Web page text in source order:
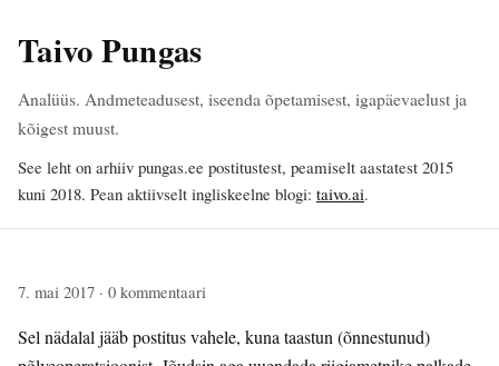
Taivo Pungas
Analüüs. Andmeteadusest, iseenda õpetamisest, igapäevaelust ja
kõigest muust.
See leht on arhiiv pungas.ee postitustest, peamiselt aastatest 2015
kuni 2018. Pean aktiivselt ingliskeelne blogi: taivo.ai.
7. mai 2017 · 0 kommentaari
Sel nädalal jääb postitus vahele, kuna taastun (õnnestunud)